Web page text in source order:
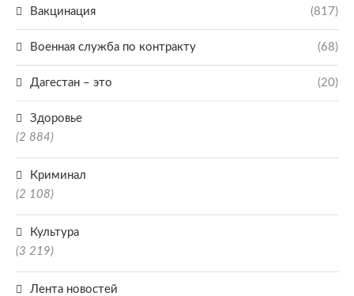
Вакцинация (817)
Военная служба по контракту (68)
Дагестан – это (20)
Здоровье
(2 884)
Криминал
(2 108)
Культура
(3 219)
Лента новостей